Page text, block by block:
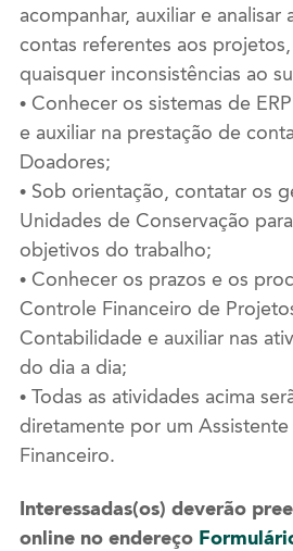
acompanhar, auxiliar e analisar
contas referentes aos
quaisquer inconsistências ao
• Conhecer os sistemas de
e auxiliar na prestação de
Doadores;
• Sob orientação, contatar os
Unidades de Conservação
objetivos do trabalho;
• Conhecer os prazos e os
Controle Financeiro de
Contabilidade e auxiliar nas
do dia a dia;
• Todas as atividades acima
diretamente por um
Financeiro.
Interessadas(os) deverão
online no endereço